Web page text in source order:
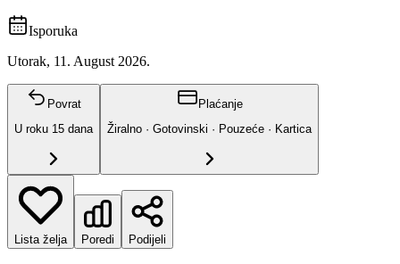
Isporuka
Utorak, 11. August 2026.
Povrat
U roku 15 dana
Plaćanje
Žiralno · Gotovinski · Pouzeće · Kartica
Lista želja Poredi Podijeli